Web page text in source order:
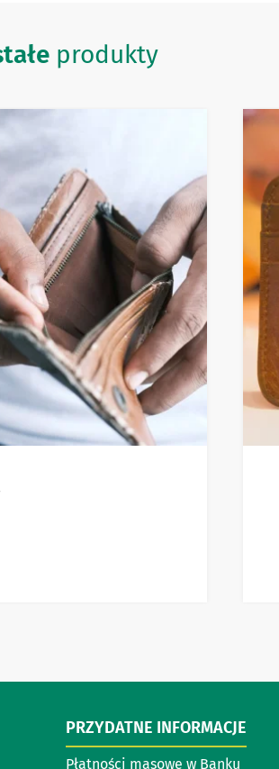
produkty
PRZYDATNE INFORMACJE
Płatności masowe w Banku